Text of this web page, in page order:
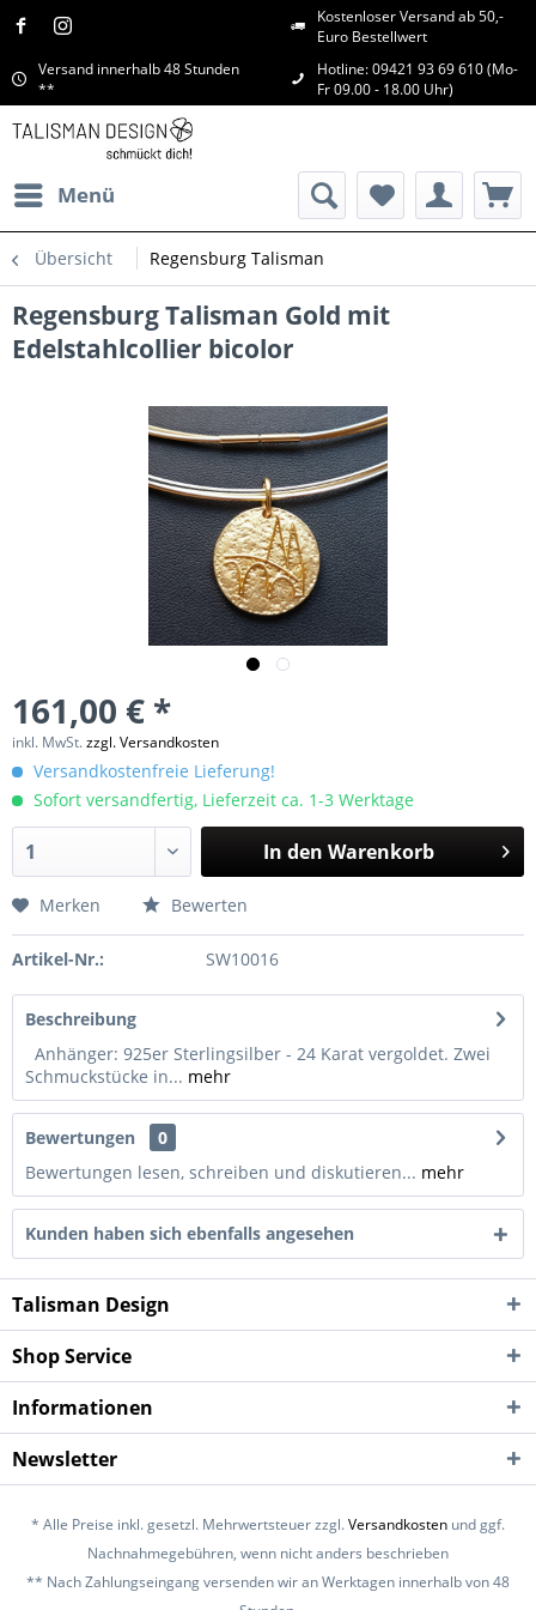
Kostenloser Versand ab 50,-
Euro Bestellwert
Versand innerhalb 48 Stunden
**
Hotline: 09421 93 69 610 (Mo-
Fr 09.00 - 18.00 Uhr)
Menü
Übersicht Regensburg Talisman
Regensburg Talisman Gold mit
Edelstahlcollier bicolor
161,00 € *
inkl. MwSt.zzgl. Versandkosten
Versandkostenfreie Lieferung!
Sofort versandfertig, Lieferzeit ca. 1-3 Werktage
In den Warenkorb
Merken Bewerten
Artikel-Nr.: SW10016
Beschreibung
Anhänger: 925er Sterlingsilber - 24 Karat vergoldet. Zwei
Schmuckstücke in... mehr
Bewertungen
0
Bewertungen lesen, schreiben und diskutieren... mehr
Kunden haben sich ebenfalls angesehen
Talisman Design
Shop Service
Informationen
Newsletter
* Alle Preise inkl. gesetzl. Mehrwertsteuer zzgl.Versandkosten und ggf.
Nachnahmegebühren, wenn nicht anders beschrieben
** Nach Zahlungseingang versenden wir an Werktagen innerhalb von 48